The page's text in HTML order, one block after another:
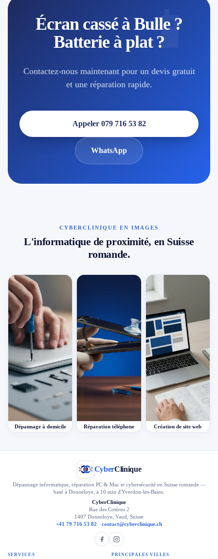
📱
Écran cassé à Bulle ?
Batterie à plat ?
Contactez-nous maintenant pour un devis gratuit
et une réparation rapide.
Appeler 079 716 53 82
WhatsApp
CYBERCLINIQUE EN IMAGES
L'informatique de proximité, en Suisse
romande.
Dépannage à domicile Réparation téléphone Création de site web
CyberClinique
Dépannage informatique, réparation PC & Mac et cybersécurité en Suisse romande —
basé à Donneloye, à 10 min d'Yverdon-les-Bains.
CyberClinique
Rue des Cotérus 2
1407 Donneloye, Vaud, Suisse
+41 79 716 53 82 · contact@cyberclinique.ch
SERVICES PRINCIPALES VILLES